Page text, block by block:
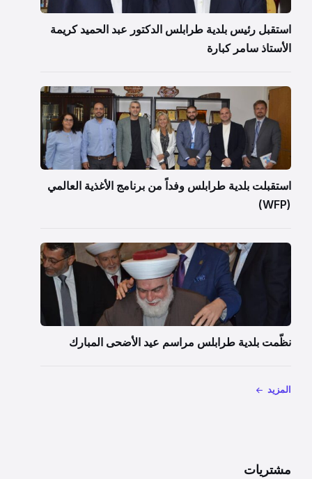
استقبل رئيس بلدية طرابلس الدكتور عبد الحميد كريمة
الأستاذ سامر كبارة
استقبلت بلدية طرابلس وفداً من برنامج الأغذية العالمي
(WFP)
نظّمت بلدية طرابلس مراسم عيد الأضحى المبارك
المزيد
مشتريات